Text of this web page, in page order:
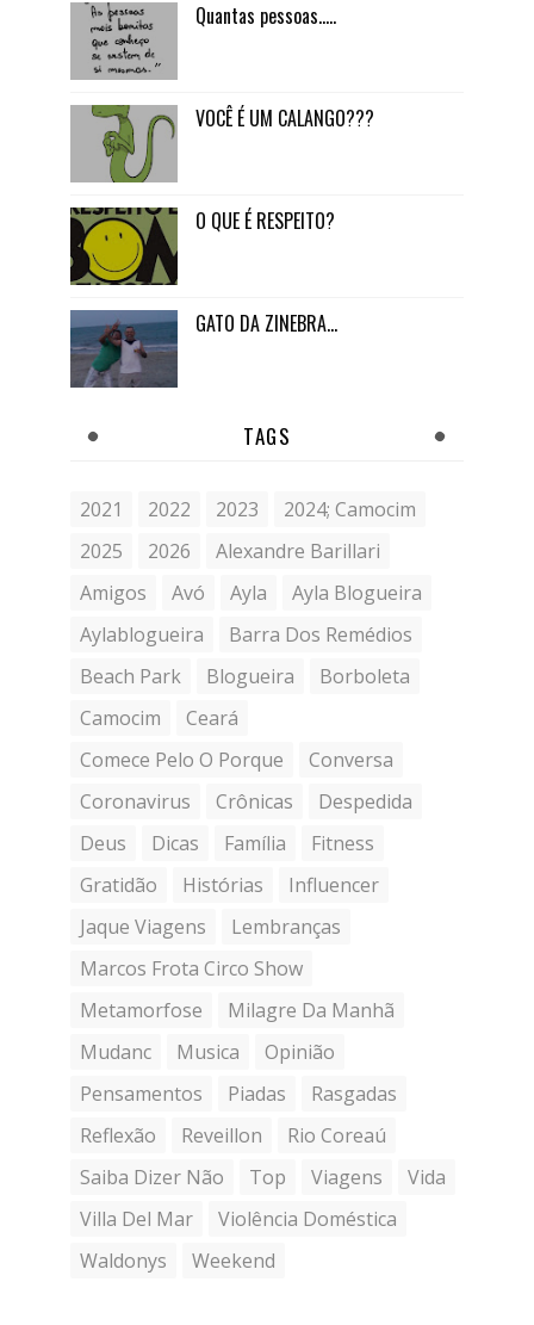
Quantas pessoas.....
VOCÊ É UM CALANGO???
O QUE É RESPEITO?
GATO DA ZINEBRA...
TAGS
2021 2022 2023
2024; Camocim
2025
2026
Alexandre Barillari
Amigos
Avó Ayla
Ayla Blogueira
Aylablogueira
Barra Dos Remédios
Beach Park
Blogueira
Borboleta
Camocim
Ceará
Comece Pelo O Porque
Conversa
Coronavirus
Crônicas
Despedida
Deus
Dicas Família
Fitness
Gratidão
Histórias
Influencer
Jaque Viagens
Lembranças
Marcos Frota Circo Show
Metamorfose
Milagre Da Manhã
Mudanc
Musica
Opinião
Pensamentos
Piadas
Rasgadas
Reflexão
Reveillon
Rio Coreaú
Saiba Dizer Não
Top Viagens
Vida
Villa Del Mar
Violência Doméstica
Waldonys
Weekend